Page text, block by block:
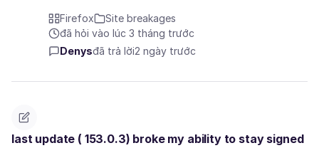
Firefox
Site breakages
đã hỏi vào lúc 3 tháng trước
Denysđã trả lời2 ngày trước
last update ( 153.0.3) broke my ability to stay signed